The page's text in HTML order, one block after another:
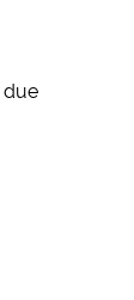
due